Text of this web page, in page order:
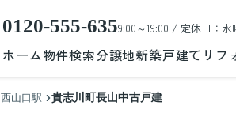
0120-555-6359:00～19:00 / 定休日：水
ホーム物件検索分譲地新築戸建て リフ
西山口駅 貴志川町長山中古戸建